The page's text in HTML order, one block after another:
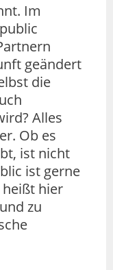
Im
geändert
die
Alles
Ob es
ist nicht
ist gerne
heißt hier
zu